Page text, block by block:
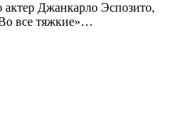
Джанкарло Эспозито,
все тяжкие»…